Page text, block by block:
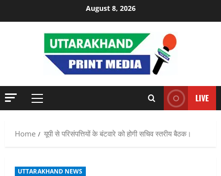
August 8, 2026
Primary
LIVE
Home यूपी से परिसंपत्तियों के बंटवारे को होगी सचिव स्तरीय बैठक।
UTTARAKHAND NEWS